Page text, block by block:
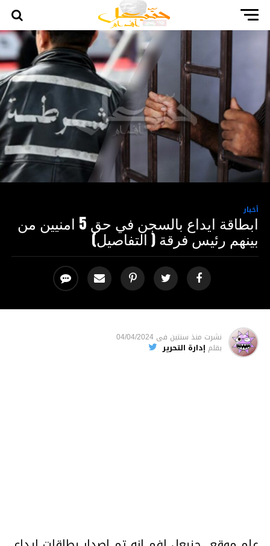
أخبار
ابطاقة ايداع بالسجن في حق 5 امنيين من
بينهم رئيس فرقة ( التفاصيل)
نشرت منذ سنتين فى 04/04/2024
بقلم إدارة التحرير